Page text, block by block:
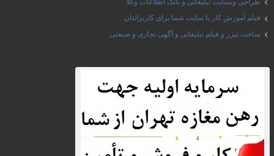
طراحی وبسایت تبلیغاتی و بانک اطلاعات وکلا
فیلم آموزش کار با سایت شما برای کاربرانتان
ساخت تیزر و فیلم تبلیغاتی و آگهی تجاری و صنعتی